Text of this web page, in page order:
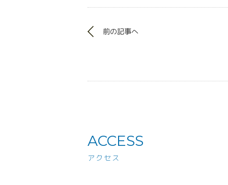
前の記事へ
ACCESS
アクセス